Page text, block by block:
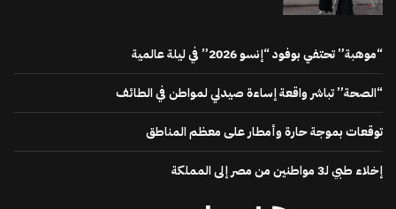
“موهبة” تحتفي بوفود “إنسو 2026” في ليلة عالمية
“الصحة” تباشر واقعة إساءة صيدلي لمواطن في الطائف
توقعات بموجة حارة وأمطار على معظم المناطق
إخلاء طبي لـ3 مواطنين من مصر إلى المملكة